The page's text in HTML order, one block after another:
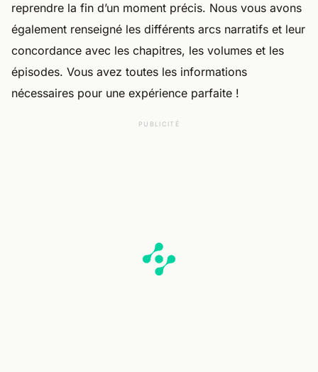
reprendre la fin d’un moment précis. Nous vous avons
également renseigné les différents arcs narratifs et leur
concordance avec les chapitres, les volumes et les
épisodes. Vous avez toutes les informations
nécessaires pour une expérience parfaite !
PUBLICITÉ